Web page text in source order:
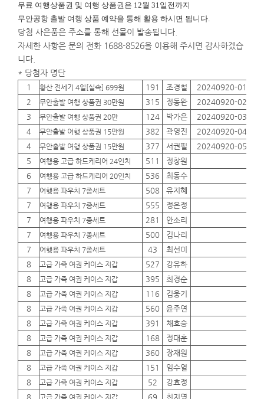
무료 여행상품권 및 여행 상품권은 12월 31일전까지
무안공항 출발 여행 상품 예약을 통해 활용 하시면 됩니다.
당첨 사은품은 주소를 통해 선물이 발송됩니다.
자세한 사항은 문의 전화 1688-8526을 이용해 주시면 감사하겠습
니다.
* 당첨자 명단
1 황산 전세기 4일[실속] 699원 191 조경철 20240920-01
2
무안출발 여행 상품권 30만원 315 정동완 20240920-02
3
무안출발 여행 상품권 20만 124 박가은 20240920-03
4
무안출발 여행 상품권 15만원 382 곽영진 20240920-04
4
무안출발 여행 상품권 15만원 377 서권필 20240920-05
5
여행용 고급 하드케리어 24인치 511 정창원
6
여행용 고급 하드케리어 20인치 536 최동수
7
여행용 파우치 7종세트 508 유지혜
7
여행용 파우치 7종세트 555 정은정
7
여행용 파우치 7종세트 281 안소리
7
여행용 파우치 7종세트 500 김나리
7
여행용 파우치 7종세트 43 최선미
8
고급 가죽 여권 케이스 지갑 527 강유하
8
고급 가죽 여권 케이스 지갑 395 최경순
8
고급 가죽 여권 케이스 지갑 116 김웅기
8
고급 가죽 여권 케이스 지갑 560 윤주연
8
고급 가죽 여권 케이스 지갑 391 채호승
8
고급 가죽 여권 케이스 지갑 168 정대훈
8
고급 가죽 여권 케이스 지갑 360 장재원
8
고급 가죽 여권 케이스 지갑 151 임수열
8
고급 가죽 여권 케이스 지갑 52 강효정
8
고급 가죽 여권 케이스 지갑 69 최지영